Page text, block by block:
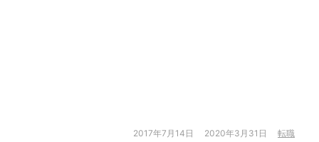
2017年7月14日 2020年3月31日 転職